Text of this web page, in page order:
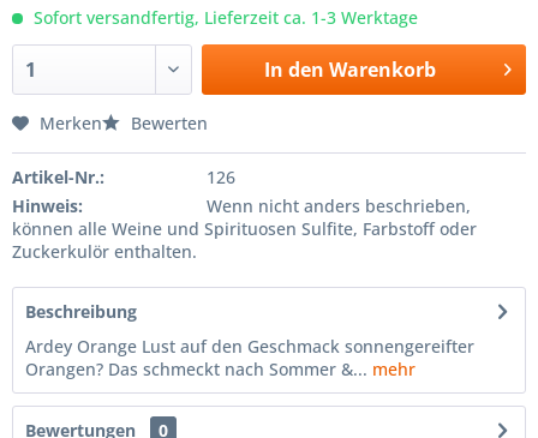
Sofort versandfertig, Lieferzeit ca. 1-3 Werktage
In den Warenkorb
Merken Bewerten
Artikel-Nr.:
126
Hinweis:
Wenn nicht anders beschrieben,
können alle Weine und Spirituosen Sulfite, Farbstoff oder
Zuckerkulör enthalten.
Beschreibung
Ardey Orange Lust auf den Geschmack sonnengereifter
Orangen? Das schmeckt nach Sommer &... mehr
Bewertungen
0